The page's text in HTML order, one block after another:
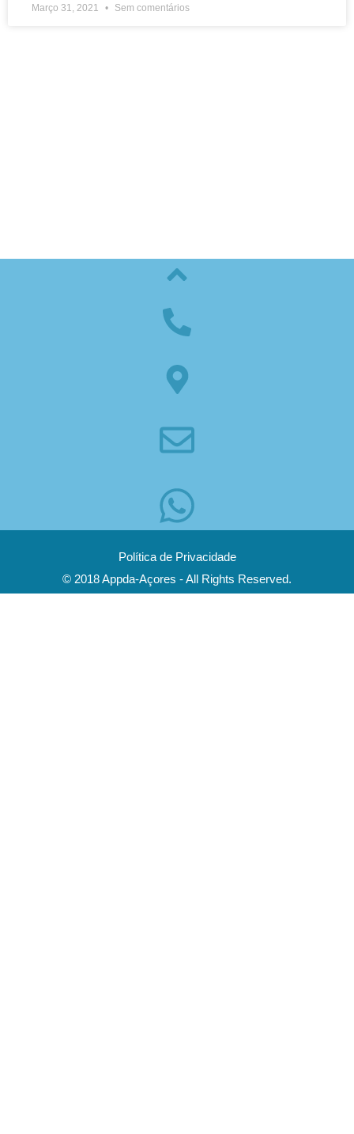
Março 31, 2021 Sem comentários
© 2018 Appda-Açores - All Rights Reserved.
Política de Privacidade